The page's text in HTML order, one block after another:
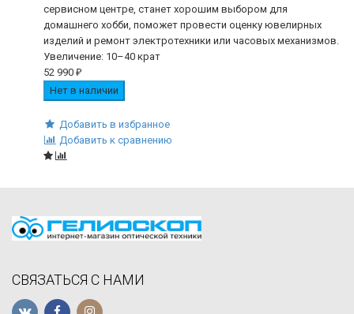
сервисном центре, станет хорошим выбором для
домашнего хобби, поможет провести оценку ювелирных
изделий и ремонт электротехники или часовых механизмов.
Увеличение: 10–40 крат
52 990 ₽
Нет в наличии
Добавить в избранное
Добавить к сравнению
СВЯЗАТЬСЯ С НАМИ